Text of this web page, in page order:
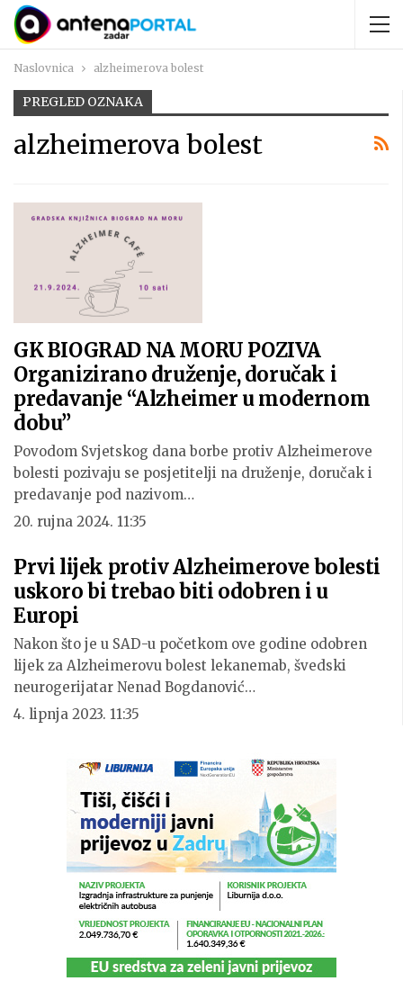
Naslovnica alzheimerova bolest
PREGLED OZNAKA
alzheimerova bolest
GK BIOGRAD NA MORU POZIVA
Organizirano druženje, doručak i
predavanje “Alzheimer u modernom
dobu”
Povodom Svjetskog dana borbe protiv Alzheimerove
bolesti pozivaju se posjetitelji na druženje, doručak i
predavanje pod nazivom…
20. rujna 2024. 11:35
Prvi lijek protiv Alzheimerove bolesti
uskoro bi trebao biti odobren i u
Europi
Nakon što je u SAD-u početkom ove godine odobren
lijek za Alzheimerovu bolest lekanemab, švedski
neurogerijatar Nenad Bogdanović…
4. lipnja 2023. 11:35